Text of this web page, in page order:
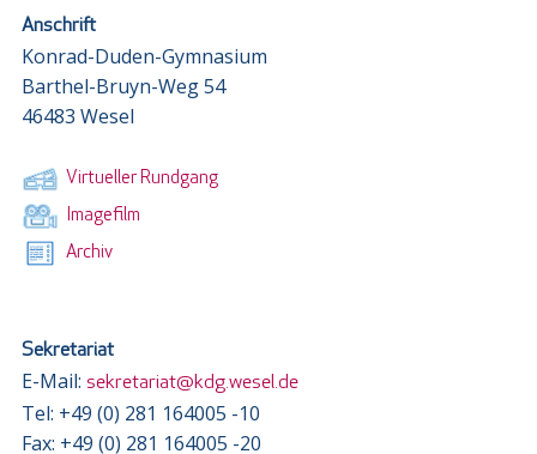
Anschrift
Konrad-Duden-Gymnasium
Barthel-Bruyn-Weg 54
46483 Wesel
Virtueller Rundgang
Imagefilm
Archiv
Sekretariat
E-Mail: sekretariat@kdg.wesel.de
Tel: +49 (0) 281 164005 -10
Fax: +49 (0) 281 164005 -20